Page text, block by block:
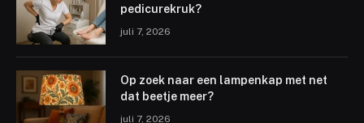
pedicurekruk?
juli 7, 2026
Op zoek naar een lampenkap met net
dat beetje meer?
juli 7, 2026